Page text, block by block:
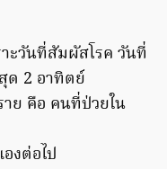
ะวันที่สัมผัสโรค วันที่
ด 2 อาทิตย์
ย คือ คนที่ป่วยใน
งต่อไป